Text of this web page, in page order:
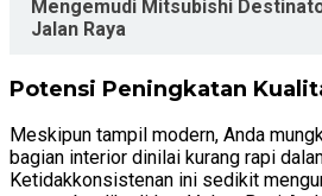
Mengemudi Mitsubishi
Jalan Raya
Potensi Peningkatan
Meskipun tampil modern, Anda
bagian interior dinilai kurang rapi
Ketidakkonsistenan ini sedikit